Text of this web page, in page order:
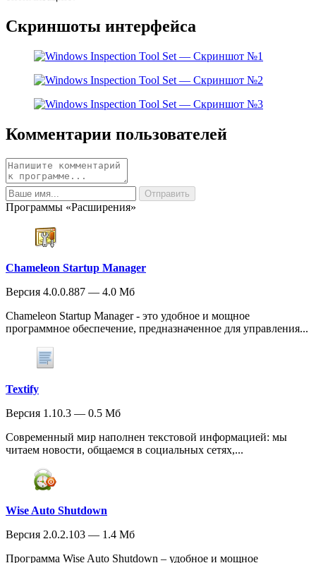
Скриншоты интерфейса
Комментарии пользователей
Программы «Расширения»
Chameleon Startup Manager
Версия 4.0.0.887 — 4.0 Мб
Chameleon Startup Manager - это удобное и мощное
программное обеспечение, предназначенное для управления...
Textify
Версия 1.10.3 — 0.5 Мб
Современный мир наполнен текстовой информацией: мы
читаем новости, общаемся в социальных сетях,...
Wise Auto Shutdown
Версия 2.0.2.103 — 1.4 Мб
Программа Wise Auto Shutdown – удобное и мощное